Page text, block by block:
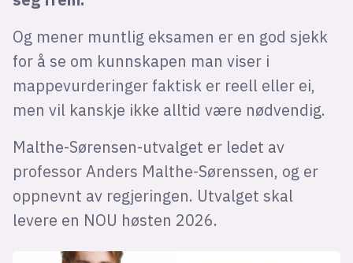
Og mener muntlig eksamen er en god sjekk
for å se om kunnskapen man viser i
mappevurderinger faktisk er reell eller ei,
men vil kanskje ikke alltid være nødvendig.
Malthe-Sørensen-utvalget er ledet av
professor Anders Malthe-Sørenssen, og er
oppnevnt av regjeringen. Utvalget skal
levere en NOU høsten 2026.